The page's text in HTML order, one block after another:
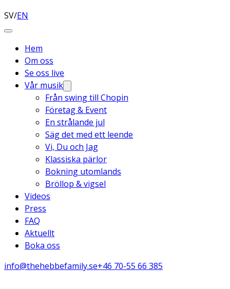
SV/EN
Hem
Om oss
Se oss live
Vår musik
Från swing till Chopin
Företag & Event
En strålande jul
Säg det med ett leende
Vi, Du och Jag
Klassiska pärlor
Bokning utomlands
Bröllop & vigsel
Videos
Press
FAQ
Aktuellt
Boka oss
info@thehebbefamily.se+46 70-55 66 385